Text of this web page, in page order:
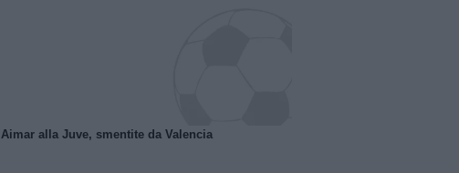
Aimar alla Juve, smentite da Valencia